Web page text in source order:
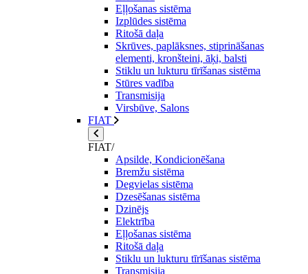
Eļļošanas sistēma
Izplūdes sistēma
Ritošā daļa
Skrūves, paplāksnes, stiprināšanas
elementi, kronšteini, āķi, balsti
Stiklu un lukturu tīrīšanas sistēma
Stūres vadība
Transmisija
Virsbūve, Salons
FIAT
FIAT/
Apsilde, Kondicionēšana
Bremžu sistēma
Degvielas sistēma
Dzesēšanas sistēma
Dzinējs
Elektrība
Eļļošanas sistēma
Ritošā daļa
Stiklu un lukturu tīrīšanas sistēma
Transmisija